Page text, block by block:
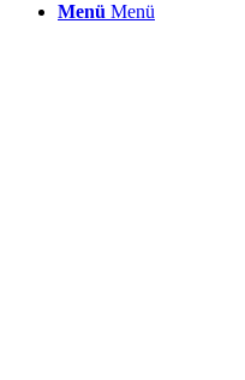
Menü Menü